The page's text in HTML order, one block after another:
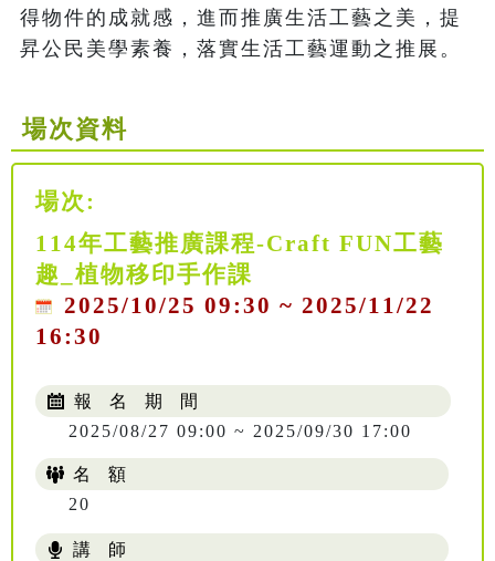
得物件的成就感，進而推廣生活工藝之美，提
昇公民美學素養，落實生活工藝運動之推展。
場次資料
場次:
114年工藝推廣課程-Craft FUN工藝
趣_植物移印手作課
2025/10/25 09:30 ~ 2025/11/22
16:30
報 名 期 間
2025/08/27 09:00 ~ 2025/09/30 17:00
名 額
20
講 師